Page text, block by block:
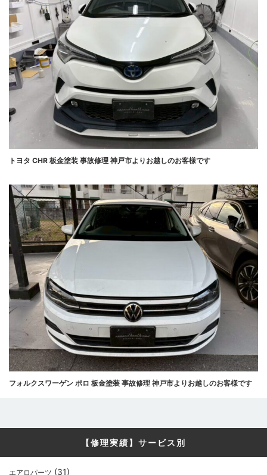
トヨタ CHR 板金塗装 事故修理 神戸市よりお越しのお客様です
フォルクスワーゲン ポロ 板金塗装 事故修理 神戸市よりお越しのお客様です
【修理実績】サービス別
エアロパーツ (31)